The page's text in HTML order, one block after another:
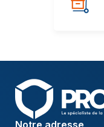
Notre adresse